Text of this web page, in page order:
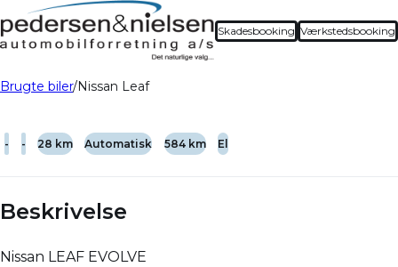
Skadesbooking Værkstedsbooking
Brugte biler Nissan Leaf
- - 28 km Automatisk 584 km El
Beskrivelse
Nissan LEAF EVOLVE